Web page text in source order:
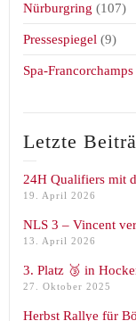
Nürburgring (107)
Pressespiegel (9)
Spa-Francorchamps
Letzte
24H Qualifiers mit
19. April 2026
NLS 3 – Vincent
13. April 2026
3. Platz 🥉 in
27. Oktober 2025
Herbst Rallye für